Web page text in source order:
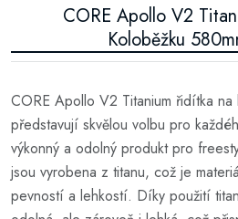
CORE Apollo V2
Koloběžku
CORE Apollo V2 Titanium řidítka
představují skvělou volbu pro
výkonný a odolný produkt pro
jsou vyrobena z titanu, což je
pevností a lehkostí. Díky použití